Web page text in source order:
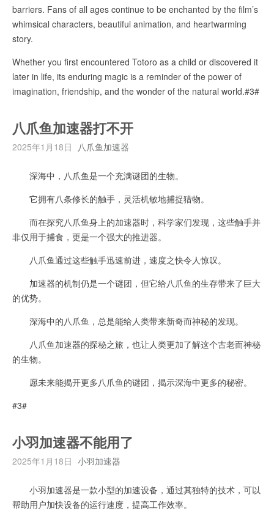
barriers. Fans of all ages continue to be enchanted by the film’s
whimsical characters, beautiful animation, and heartwarming
story.
Whether you first encountered Totoro as a child or discovered it
later in life, its enduring magic is a reminder of the power of
imagination, friendship, and the wonder of the natural world.#3#
八爪鱼加速器打不开
2025年1月18日 八爪鱼加速器
深海中，八爪鱼是一个充满谜团的生物。
它拥有八条修长的触手，灵活机敏地捕捉猎物。
而在探究八爪鱼身上的加速器时，科学家们发现，这些触手并
非仅用于捕食，更是一个强大的推进器。
八爪鱼通过这些触手迅速前进，速度之快令人惊叹。
加速器的机制仍是一个谜团，但它给八爪鱼的生存带来了巨大
的优势。
深海中的八爪鱼，总是能给人类带来新奇而神秘的发现。
八爪鱼加速器的探秘之旅，也让人类更加了解这个古老而神秘
的生物。
愿未来能揭开更多八爪鱼的谜团，揭示深海中更多的秘密。
#3#
小羽加速器不能用了
2025年1月18日 小羽加速器
小羽加速器是一款小型的加速设备，通过其独特的技术，可以
帮助用户加快设备的运行速度，提高工作效率。